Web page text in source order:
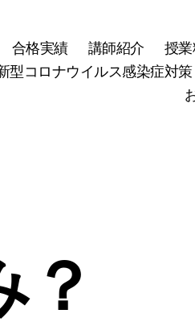
合格実績 講師紹介 授
型コロナウイルス感染症対策
？